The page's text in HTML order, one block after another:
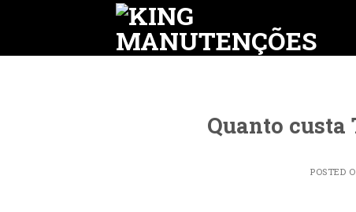
Quanto custa
POSTED